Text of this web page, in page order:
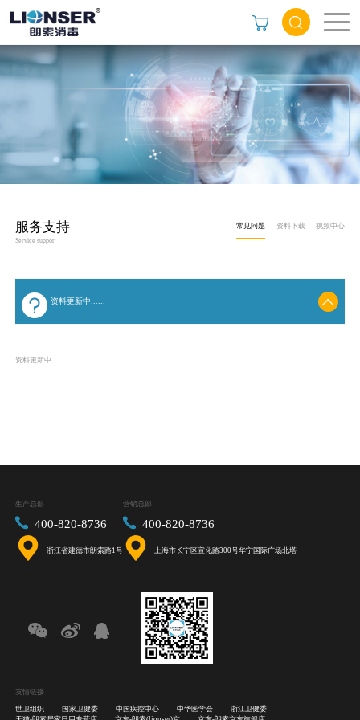
服务支持
Service suppor
常见问题 资料下载 视频中心
资料更新中......
资料更新中......
生产总部
400-820-8736
浙江省建德市朗索路1号
营销总部
400-820-8736
上海市长宁区宣化路300号华宁国际广场北塔
友情链接
世卫组织 国家卫健委 中国疾控中心 中华医学会
浙江卫健委